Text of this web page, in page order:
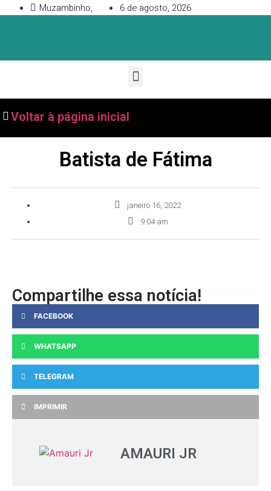
Muzambinho, 6 de agosto, 2026
Voltar à página inicial
Batista de Fátima
janeiro 16, 2022
9:04 am
Compartilhe essa notícia!
FACEBOOK
WHATSAPP
TELEGRAM
IMPRIMIR
AMAURI JR